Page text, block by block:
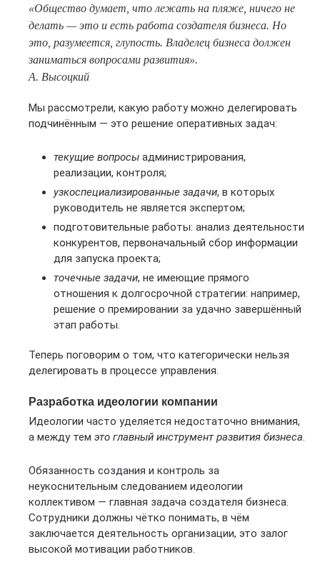
«Общество думает, что лежать на пляже, ничего не
делать — это и есть работа создателя бизнеса. Но
это, разумеется, глупость. Владелец бизнеса должен
заниматься вопросами развития».
А. Высоцкий
Мы рассмотрели, какую работу можно делегировать
подчинённым — это решение оперативных задач:
текущие вопросы администрирования,
реализации, контроля;
узкоспециализированные задачи, в которых
руководитель не является экспертом;
подготовительные работы: анализ деятельности
конкурентов, первоначальный сбор информации
для запуска проекта;
точечные задачи, не имеющие прямого
отношения к долгосрочной стратегии: например,
решение о премировании за удачно завершённый
этап работы.
Теперь поговорим о том, что категорически нельзя
делегировать в процессе управления.
Разработка идеологии компании
Идеологии часто уделяется недостаточно внимания,
а между тем это главный инструмент развития бизнеса.
Обязанность создания и контроль за
неукоснительным следованием идеологии
коллективом — главная задача создателя бизнеса.
Сотрудники должны чётко понимать, в чём
заключается деятельность организации, это залог
высокой мотивации работников.